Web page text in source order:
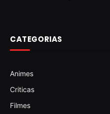
CATEGORIAS
Animes
Criticas
Filmes